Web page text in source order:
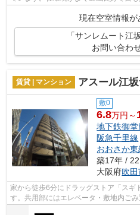
現在空室情報が
「サンレムート江
お問い合わ
賃貸 | マンション アスール江
敷0
6.8万円～
地下鉄御堂
阪急千里線
おおさか東
築17年 /
大阪府吹
家から徒歩6分にドラッグストア「スギ
す。共用部にはエレベータ・敷地内ご
実しています。素敵な外観タイル張り仕